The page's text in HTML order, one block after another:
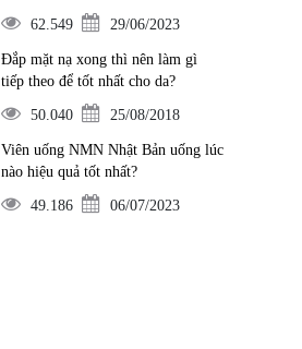
nhất
62.549 29/06/2023
Đắp mặt nạ xong thì nên làm gì
tiếp theo để tốt nhất cho da?
50.040 25/08/2018
Viên uống NMN Nhật Bản uống lúc
nào hiệu quả tốt nhất?
49.186 06/07/2023